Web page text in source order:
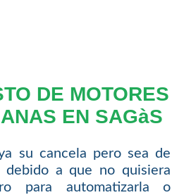
DE MOTORES
EN SAGàS
su cancela pero sea de
debido a que no quisiera
para automatizarla o